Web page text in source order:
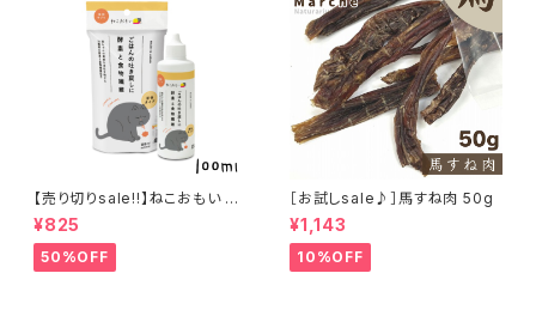
【売り切りsale!!】ねこおもい 猫
ご飯の吐き戻しに 酵素と食物繊
維 100ml
¥825
50%OFF
［お試しsale♪］馬すね肉 50g
¥1,143
10%OFF